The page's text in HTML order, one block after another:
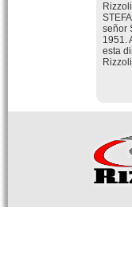
señor
1951.
esta